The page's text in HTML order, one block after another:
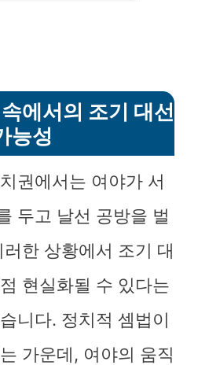
에서의 조기 대선
능성
권에서는 여야가 서
두고 날선 공방을 벌
한 상황에서 조기 대
현실화될 수 있다는
니다. 정치적 셈법이
가운데, 여야의 움직